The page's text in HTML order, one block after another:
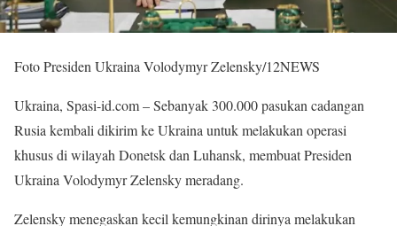
Foto Presiden Ukraina Volodymyr Zelensky/12NEWS
Ukraina, Spasi-id.com – Sebanyak 300.000 pasukan cadangan
Rusia kembali dikirim ke Ukraina untuk melakukan operasi
khusus di wilayah Donetsk dan Luhansk, membuat Presiden
Ukraina Volodymyr Zelensky meradang.
Zelensky menegaskan kecil kemungkinan dirinya melakukan